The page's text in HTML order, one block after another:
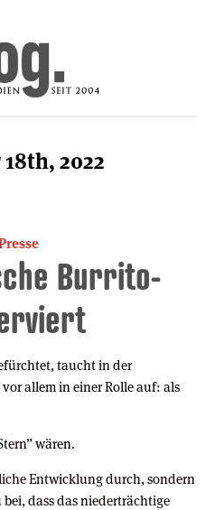
2022
Burrito-
taucht in der
allem in einer Rolle auf: als
wären.
Entwicklung durch, sondern
dass das niederträchtige